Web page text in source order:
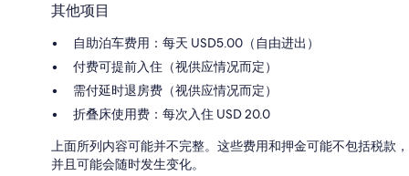
其他项目
自助泊车费用：每天 USD5.00（自由进出）
付费可提前入住（视供应情况而定）
需付延时退房费（视供应情况而定）
折叠床使用费：每次入住 USD 20.0
上面所列内容可能并不完整。这些费用和押金可能不包括税款，
并且可能会随时发生变化。